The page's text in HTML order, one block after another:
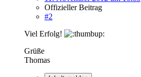
Offizieller Beitrag
#2
Viel Erfolg!
Grüße
Thomas